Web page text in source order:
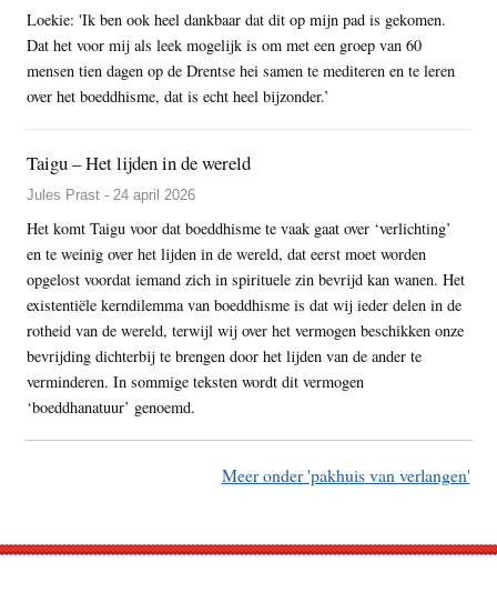
Loekie: 'Ik ben ook heel dankbaar dat dit op mijn pad is gekomen.
Dat het voor mij als leek mogelijk is om met een groep van 60
mensen tien dagen op de Drentse hei samen te mediteren en te leren
over het boeddhisme, dat is echt heel bijzonder.’
Taigu – Het lijden in de wereld
Jules Prast - 24 april 2026
Het komt Taigu voor dat boeddhisme te vaak gaat over ‘verlichting’
en te weinig over het lijden in de wereld, dat eerst moet worden
opgelost voordat iemand zich in spirituele zin bevrijd kan wanen. Het
existentiële kerndilemma van boeddhisme is dat wij ieder delen in de
rotheid van de wereld, terwijl wij over het vermogen beschikken onze
bevrijding dichterbij te brengen door het lijden van de ander te
verminderen. In sommige teksten wordt dit vermogen
‘boeddhanatuur’ genoemd.
Meer onder 'pakhuis van verlangen'